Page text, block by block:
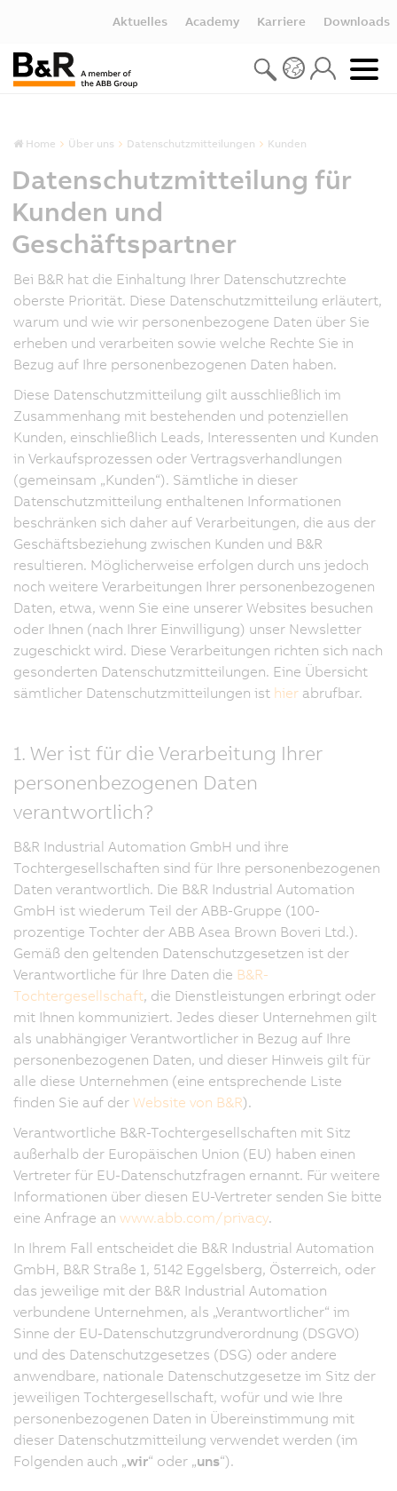
Aktuelles Academy Karriere Downloads
Home Über uns Datenschutzmitteilungen Kunden
Datenschutzmitteilung für
Kunden und
Geschäftspartner
Bei B&R hat die Einhaltung Ihrer Datenschutzrechte
oberste Priorität. Diese Datenschutzmitteilung erläutert,
warum und wie wir personenbezogene Daten über Sie
erheben und verarbeiten sowie welche Rechte Sie in
Bezug auf Ihre personenbezogenen Daten haben.
Diese Datenschutzmitteilung gilt ausschließlich im
Zusammenhang mit bestehenden und potenziellen
Kunden, einschließlich Leads, Interessenten und Kunden
in Verkaufsprozessen oder Vertragsverhandlungen
(gemeinsam „Kunden“). Sämtliche in dieser
Datenschutzmitteilung enthaltenen Informationen
beschränken sich daher auf Verarbeitungen, die aus der
Geschäftsbeziehung zwischen Kunden und B&R
resultieren. Möglicherweise erfolgen durch uns jedoch
noch weitere Verarbeitungen Ihrer personenbezogenen
Daten, etwa, wenn Sie eine unserer Websites besuchen
oder Ihnen (nach Ihrer Einwilligung) unser Newsletter
zugeschickt wird. Diese Verarbeitungen richten sich nach
gesonderten Datenschutzmitteilungen. Eine Übersicht
sämtlicher Datenschutzmitteilungen ist hier abrufbar.
1. Wer ist für die Verarbeitung Ihrer
personenbezogenen Daten
verantwortlich?
B&R Industrial Automation GmbH und ihre
Tochtergesellschaften sind für Ihre personenbezogenen
Daten verantwortlich. Die B&R Industrial Automation
GmbH ist wiederum Teil der ABB-Gruppe (100-
prozentige Tochter der ABB Asea Brown Boveri Ltd.).
Gemäß den geltenden Datenschutzgesetzen ist der
Verantwortliche für Ihre Daten die B&R-
Tochtergesellschaft, die Dienstleistungen erbringt oder
mit Ihnen kommuniziert. Jedes dieser Unternehmen gilt
als unabhängiger Verantwortlicher in Bezug auf Ihre
personenbezogenen Daten, und dieser Hinweis gilt für
alle diese Unternehmen (eine entsprechende Liste
finden Sie auf der Website von B&R).
Verantwortliche B&R-Tochtergesellschaften mit Sitz
außerhalb der Europäischen Union (EU) haben einen
Vertreter für EU-Datenschutzfragen ernannt. Für weitere
Informationen über diesen EU-Vertreter senden Sie bitte
eine Anfrage an www.abb.com/privacy.
In Ihrem Fall entscheidet die B&R Industrial Automation
GmbH, B&R Straße 1, 5142 Eggelsberg, Österreich, oder
das jeweilige mit der B&R Industrial Automation
verbundene Unternehmen, als „Verantwortlicher“ im
Sinne der EU-Datenschutzgrundverordnung (DSGVO)
und des Datenschutzgesetzes (DSG) oder andere
anwendbare, nationale Datenschutzgesetze im Sitz der
jeweiligen Tochtergesellschaft, wofür und wie Ihre
personenbezogenen Daten in Übereinstimmung mit
dieser Datenschutzmitteilung verwendet werden (im
Folgenden auch „wir“ oder „uns“).